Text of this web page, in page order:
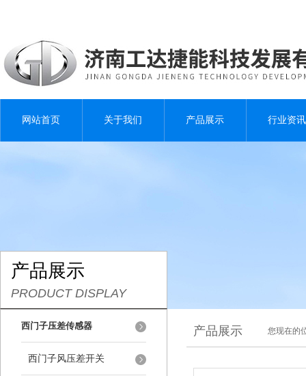
网站首页 关于我们 产品展示 行业资讯
产品展示
PRODUCT DISPLAY
西门子压差传感器
西门子风压差开关
产品展示 您现在的